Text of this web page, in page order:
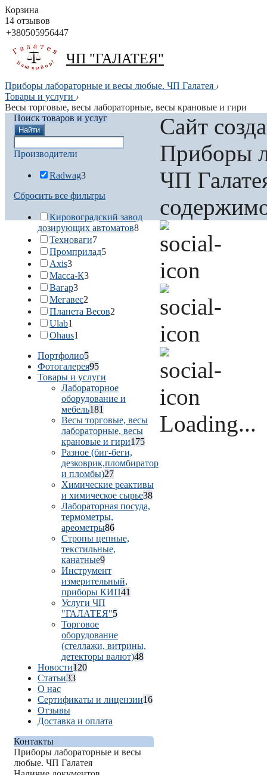
Корзина
14 отзывов
+380505956447
ЧП "ГАЛАТЕЯ"
Приборы лабораторные и весы любые. ЧП Галатея ›
Товары и услуги ›
Весы торговые, весы лабораторные, весы крановые и гири
Поиск товаров и услуг
Найти
Производители
Radwag3
Сбросить все фильтры
Кировоградский завод
дозирующих автоматов8
Техноваги7
Промприлад5
Axis3
Масса-К3
Вагар3
Мегавес2
Планета Весов2
Ulab1
Ohaus1
Портфолио5
Фотогалерея95
Товары и услуги
Лабораторное
оборудование и
мебель181
Весы торговые, весы
лабораторные, весы
крановые и гири175
Разное (биг-беги,
дезковрик,пломбиратор
и пломбы)27
Химические реактивы
и химическое сырье38
Лабораторная посуда,
термометры,
ареометры86
Стропы цепные,
текстильные,
канатные9
Инструмент
измерительный,
приборы КИП41
Услуги ЧП
"ГАЛАТЕЯ"5
Торговое
оборудование
(стеллажи, витрины,
детекторы валют)48
Новости120
Статьи33
О нас
Сертификаты и лицензии16
Отзывы
Доставка и оплата
Контакты
Приборы лабораторные и весы
любые. ЧП Галатея
Сайт
Приборы
ЧП
Loading...